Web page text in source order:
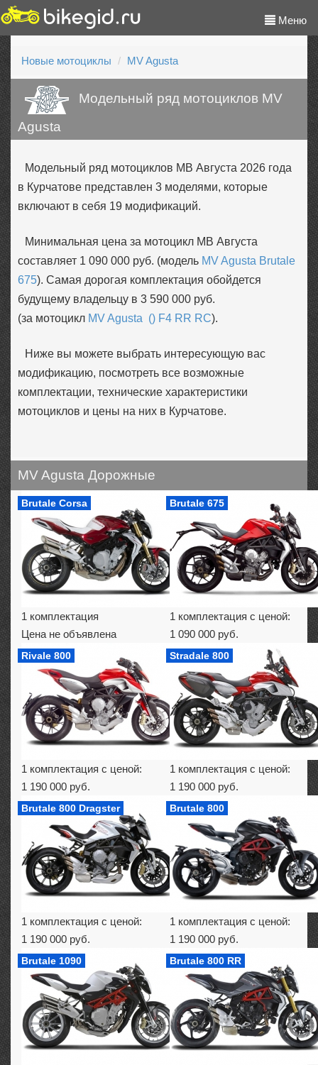
Меню
Новые мотоциклы MV Agusta
Модельный ряд мотоциклов MV
Agusta
Модельный ряд мотоциклов МВ Августа 2026 года
в Курчатове представлен 3 моделями, которые
включают в себя 19 модификаций.
Минимальная цена за мотоцикл МВ Августа
составляет 1 090 000 руб. (модель MV Agusta Brutale
675). Самая дорогая комплектация обойдется
будущему владельцу в 3 590 000 руб.
(за мотоцикл MV Agusta () F4 RR RC).
Ниже вы можете выбрать интересующую вас
модификацию, посмотреть все возможные
комплектации, технические характеристики
мотоциклов и цены на них в Курчатове.
MV Agusta Дорожные
Brutale Corsa
1 комплектация
Цена не объявлена
Brutale 675
1 комплектация с ценой:
1 090 000 руб.
Rivale 800
1 комплектация с ценой:
1 190 000 руб.
Stradale 800
1 комплектация с ценой:
1 190 000 руб.
Brutale 800 Dragster
1 комплектация с ценой:
1 190 000 руб.
Brutale 800
1 комплектация с ценой:
1 190 000 руб.
Brutale 1090 Brutale 800 RR